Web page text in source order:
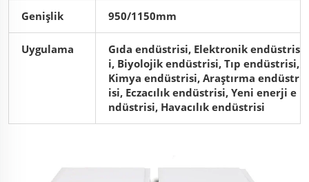
Genişlik 950/1150mm
Uygulama
Gıda endüstrisi, Elektronik endüstris
i, Biyolojik endüstrisi, Tıp endüstrisi,
Kimya endüstrisi, Araştırma endüstr
isi, Eczacılık endüstrisi, Yeni enerji e
ndüstrisi, Havacılık endüstrisi